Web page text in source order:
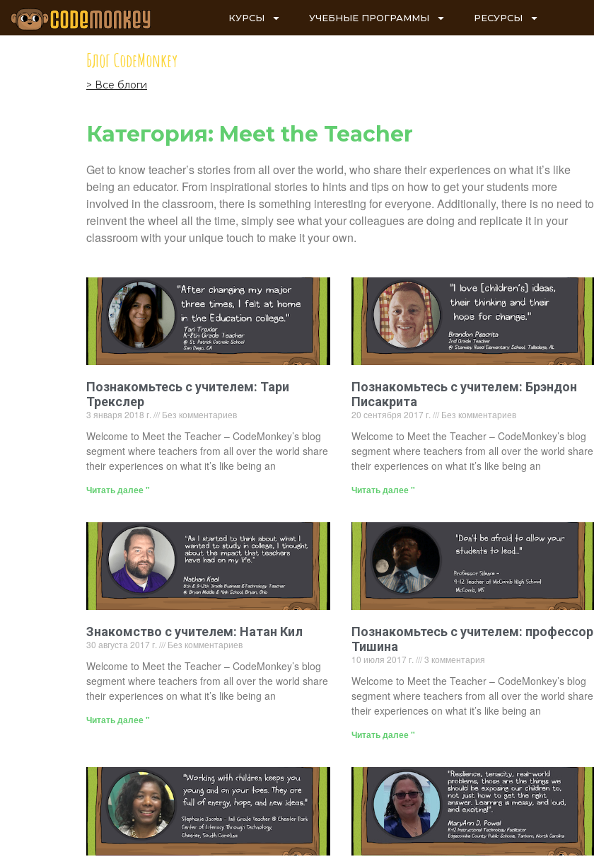
КУРСЫ УЧЕБНЫЕ ПРОГРАММЫ РЕСУРСЫ
Блог CodeMonkey
> Все блоги
Категория: Meet the Teacher
Get to know teacher’s stories from all over the world, who share their experiences on what it’s like
being an educator. From inspirational stories to hints and tips on how to get your students more
involved in the classroom, there is something interesting for everyone. Additionally, there is no need to
reinvent the wheel all the time, simply see what your colleagues are doing and replicate it in your
classroom with your unique touch to make it your own.
Познакомьтесь с учителем: Тари
Трекслер
3 января 2018 г. Без комментариев
Welcome to Meet the Teacher – CodeMonkey’s blog
segment where teachers from all over the world share
their experiences on what it’s like being an
Читать далее "
Познакомьтесь с учителем: Брэндон
Писакрита
20 сентября 2017 г. Без комментариев
Welcome to Meet the Teacher – CodeMonkey’s blog
segment where teachers from all over the world share
their experiences on what it’s like being an
Читать далее "
Знакомство с учителем: Натан Кил
30 августа 2017 г. Без комментариев
Welcome to Meet the Teacher – CodeMonkey’s blog
segment where teachers from all over the world share
their experiences on what it’s like being an
Читать далее "
Познакомьтесь с учителем: профессор
Тишина
10 июля 2017 г. 3 комментария
Welcome to Meet the Teacher – CodeMonkey’s blog
segment where teachers from all over the world share
their experiences on what it’s like being an
Читать далее "